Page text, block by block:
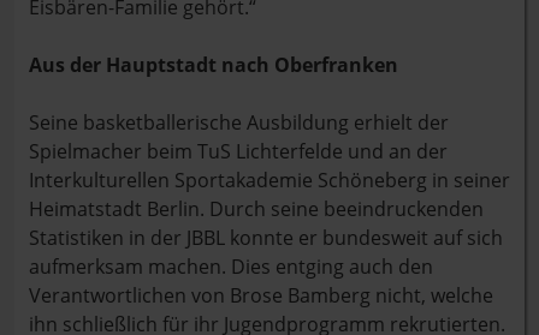
Eisbären-Familie gehört.“
Aus der Hauptstadt nach Oberfranken
Seine basketballerische Ausbildung erhielt der
Spielmacher beim TuS Lichterfelde und an der
Interkulturellen Sportakademie Schöneberg in seiner
Heimatstadt Berlin. Durch seine beeindruckenden
Statistiken in der JBBL konnte er bundesweit auf sich
aufmerksam machen. Dies entging auch den
Verantwortlichen von Brose Bamberg nicht, welche
ihn schließlich für ihr Jugendprogramm rekrutierten.